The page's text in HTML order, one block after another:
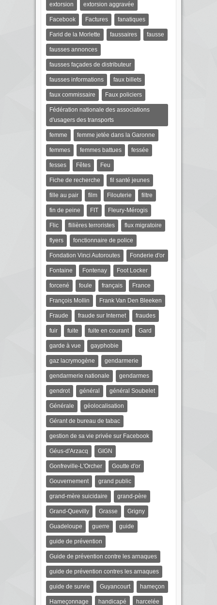
extorsion extorsion aggravée
Facebook Factures fanatiques
Farid de la Morlette faussaires fausse
fausses annonces
fausses façades de distributeur
fausses informations faux billets
faux commissaire Faux policiers
Fédération nationale des associations
d'usagers des transports
femme femme jetée dans la Garonne
femmes femmes battues fessée
fesses Fêtes Feu
Fiche de recherche fil santé jeunes
fille au pair film Filouterie filtre
fin de peine FIT Fleury-Mérogis
Flic flilières terroristes flux migratoire
flyers fonctionnaire de police
Fondation Vinci Autoroutes Fonderie d'or
Fontaine Fontenay Foot Locker
forcené foule français France
François Mollin Frank Van Den Bleeken
Fraude fraude sur Internet fraudes
fuir fuite fuite en courant Gard
garde à vue gayphobie
gaz lacrymogène gendarmerie
gendarmerie nationale gendarmes
gendrot général général Soubelet
Générale géolocalisation
Gérant de bureau de tabac
gestion de sa vie privée sur Facebook
Géus-d'Arzacq GIGN
Gonfreville-L'Orcher Goutte d'or
Gouvernement grand public
grand-mère suicidaire grand-père
Grand-Quevilly Grasse Grigny
Guadeloupe guerre guide
guide de prévention
Guide de prévention contre les arnaques
guide de prévention contres les arnaques
guide de survie Guyancourt hameçon
Hameçonnage handicapé harcelée